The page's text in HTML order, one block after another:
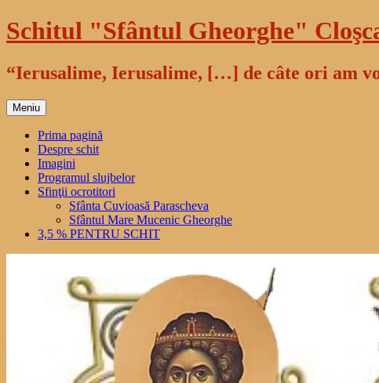
Sari
la
Schitul "Sfântul Gheorghe"
“Ierusalime, Ierusalime, […] de câte ori am
Meniu
Prima pagină
Despre schit
Imagini
Programul slujbelor
Sfinţii ocrotitori
Sfânta Cuvioasă Parascheva
Sfântul Mare Mucenic Gheorghe
3,5 % PENTRU SCHIT